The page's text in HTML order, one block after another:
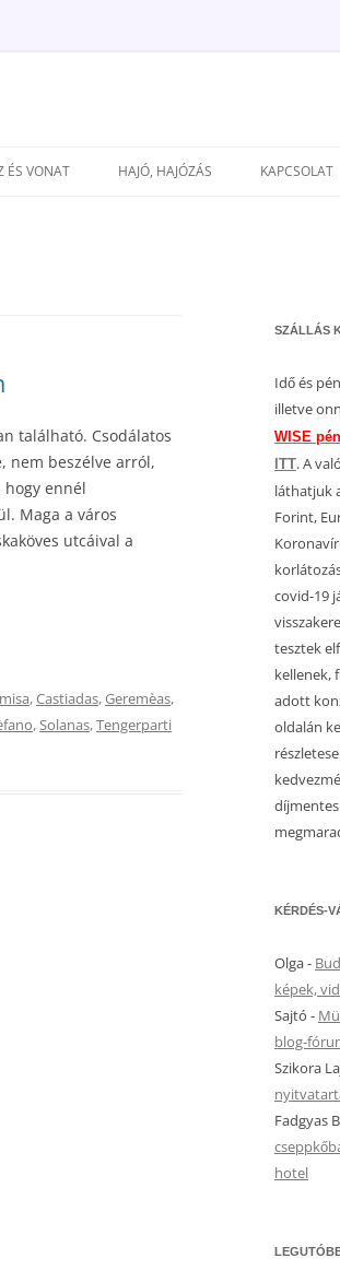
a
ÉS VONAT HAJÓ, HAJÓZÁS KAPCSOLAT
található. Csodálatos
nem beszélve arról,
ennél
Maga a város
utcáival a
,Castiadas,Geremèas,
,Solanas,Tengerparti
SZÁLLÁS
Idő és
illetve
WISE
ITT. A
láthatjuk
Forint,
covid-19
tesztek
kellenek,
adott
oldalán
KÉRDÉS-
Olga-
képek,
Sajtó -
blog-
Szikora
Fadgyas
hotel